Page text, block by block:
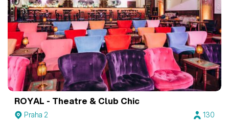
ROYAL - Theatre & Club Chic
Praha 2
130